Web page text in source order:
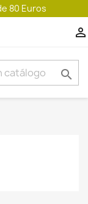
80 Euros

